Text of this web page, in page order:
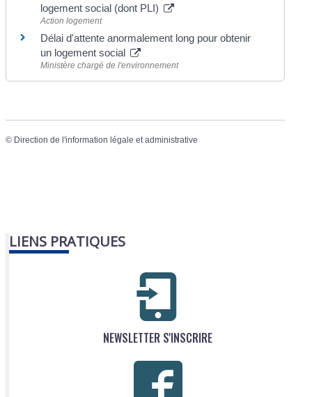
logement social (dont PLI)
Action logement
Délai d'attente anormalement long pour obtenir
un logement social
Ministère chargé de l'environnement
© Direction de l'information légale et administrative
LIENS PRATIQUES
NEWSLETTER S'INSCRIRE